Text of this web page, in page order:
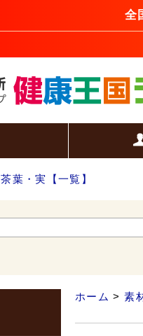
全
茶葉・実【一覧】
ホーム >素